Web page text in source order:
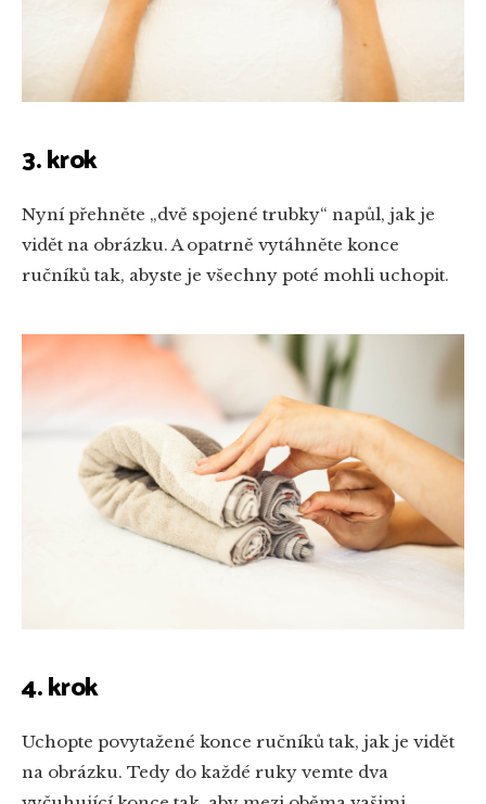
3. krok
Nyní přehněte „dvě spojené trubky“ napůl, jak je
vidět na obrázku. A opatrně vytáhněte konce
ručníků tak, abyste je všechny poté mohli uchopit.
4. krok
Uchopte povytažené konce ručníků tak, jak je vidět
na obrázku. Tedy do každé ruky vemte dva